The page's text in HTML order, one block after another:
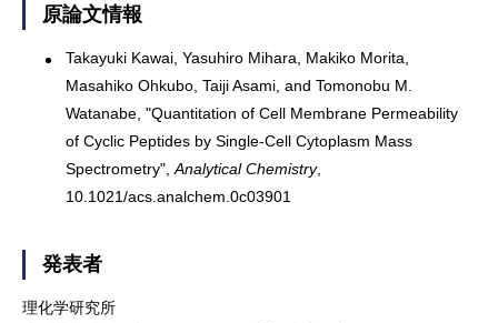
原論文情報
Takayuki Kawai, Yasuhiro Mihara, Makiko Morita,
Masahiko Ohkubo, Taiji Asami, and Tomonobu M.
Watanabe, "Quantitation of Cell Membrane Permeability
of Cyclic Peptides by Single-Cell Cytoplasm Mass
Spectrometry",Analytical Chemistry,
10.1021/acs.analchem.0c03901
発表者
理化学研究所